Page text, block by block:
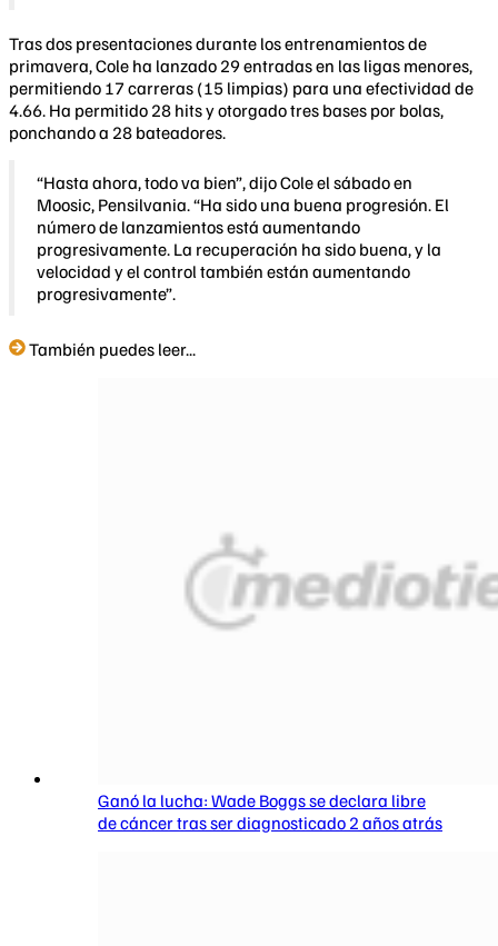
Tras dos presentaciones durante los entrenamientos de
primavera, Cole ha lanzado 29 entradas en las ligas menores,
permitiendo 17 carreras (15 limpias) para una efectividad de
4.66. Ha permitido 28 hits y otorgado tres bases por bolas,
ponchando a 28 bateadores.
“Hasta ahora, todo va bien”, dijo Cole el sábado en
Moosic, Pensilvania. “Ha sido una buena progresión. El
número de lanzamientos está aumentando
progresivamente. La recuperación ha sido buena, y la
velocidad y el control también están aumentando
progresivamente”.
También puedes leer...
Ganó la lucha: Wade Boggs se declara libre
de cáncer tras ser diagnosticado 2 años atrás